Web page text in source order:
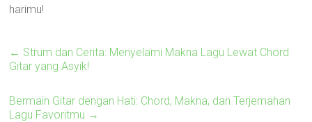
harimu!
← Strum dan Cerita: Menyelami Makna Lagu Lewat Chord
Gitar yang Asyik!
Bermain Gitar dengan Hati: Chord, Makna, dan Terjemahan
Lagu Favoritmu →